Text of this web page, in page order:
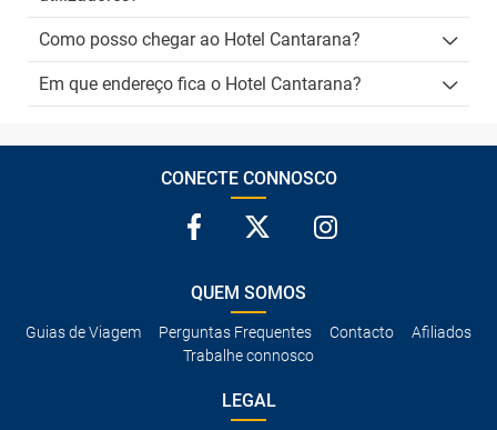
Como posso chegar ao Hotel Cantarana?
Em que endereço fica o Hotel Cantarana?
CONECTE CONNOSCO
QUEM SOMOS
Guias de Viagem Perguntas Frequentes Contacto
Afiliados
Trabalhe connosco
LEGAL